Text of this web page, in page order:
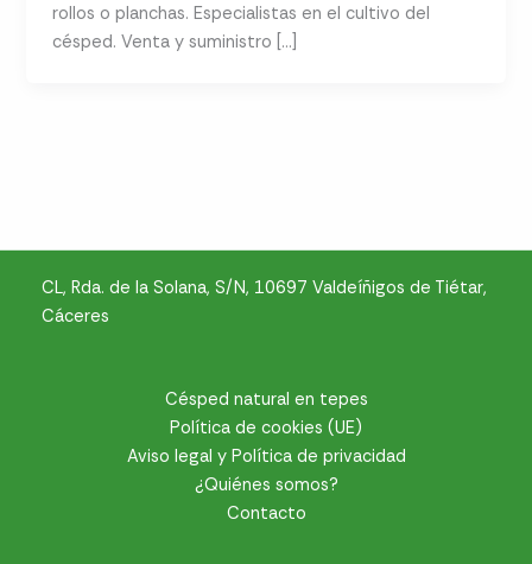
rollos o planchas. Especialistas en el cultivo del
césped. Venta y suministro […]
CL, Rda. de la Solana, S/N, 10697 Valdeíñigos de Tiétar,
Cáceres
Césped natural en tepes
Política de cookies (UE)
Aviso legal y Política de privacidad
¿Quiénes somos?
Contacto